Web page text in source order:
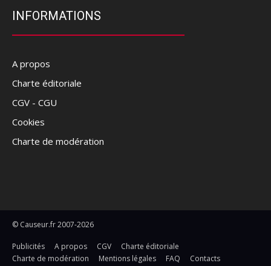
INFORMATIONS
A propos
Charte éditoriale
CGV - CGU
Cookies
Charte de modération
© Causeur.fr 2007-2026
Publicités A propos CGV
Charte éditoriale
Charte de modération
Mentions légales FAQ Contacts